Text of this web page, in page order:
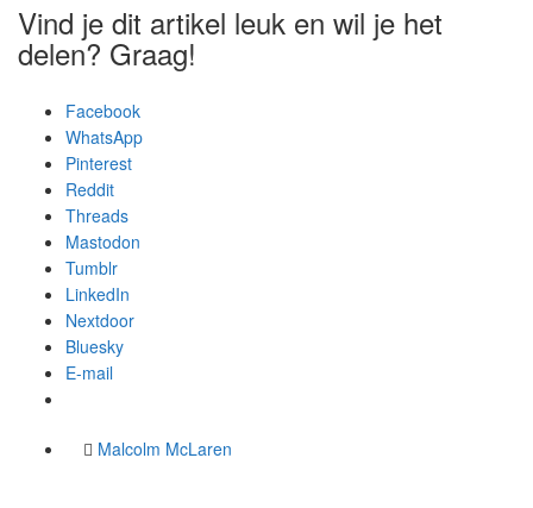
Vind je dit artikel leuk en wil je het
delen? Graag!
Facebook
WhatsApp
Pinterest
Reddit
Threads
Mastodon
Tumblr
LinkedIn
Nextdoor
Bluesky
E-mail
Malcolm McLaren